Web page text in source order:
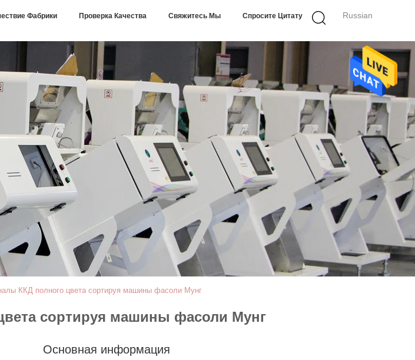
Russian
Фабрики Проверка Качества Свяжитесь Мы Спросите Цитату
ККД полного цвета сортируя машины фасоли Мунг
сортируя машины фасоли Мунг
Основная информация